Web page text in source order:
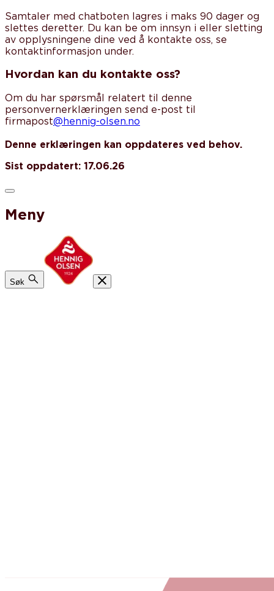
Samtaler med chatboten lagres i maks 90 dager og
slettes deretter. Du kan be om innsyn i eller sletting
av opplysningene dine ved å kontakte oss, se
kontaktinformasjon under.
Hvordan kan du kontakte oss?
Om du har spørsmål relatert til denne
personvernerklæringen send e-post til
firmapost@hennig-olsen.no
Denne erklæringen kan oppdateres ved behov.
Sist oppdatert: 17.06.26
Meny
Søk